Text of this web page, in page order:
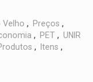
Velho , Preços ,
, PET , UNIR
, Itens ,